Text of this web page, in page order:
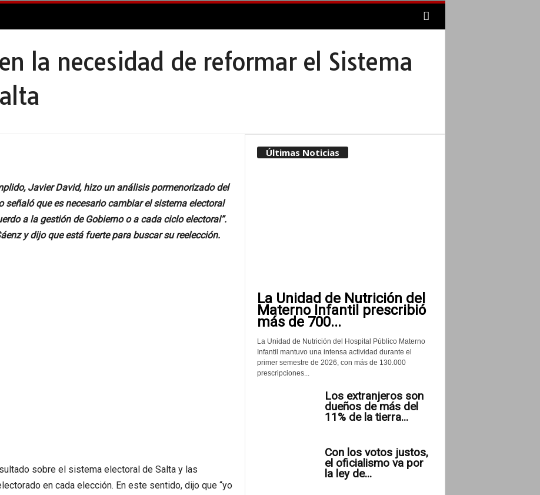
la necesidad de reformar el Sistema
Javier David, hizo un análisis pormenorizado del
señaló que es necesario cambiar el sistema electoral
a la gestión de Gobierno o a cada ciclo electoral”.
y dijo que está fuerte para buscar su reelección.
sobre el sistema electoral de Salta y las
en cada elección. En este sentido, dijo que “yo
Últimas Noticias
La Unidad de Nutrición del
Materno Infantil prescribió
más de 700...
La Unidad de Nutrición del Hospital Público Materno
Infantil mantuvo una intensa actividad durante el
primer semestre de 2026, con más de 130.000
prescripciones...
Los extranjeros son
dueños de más del
11% de la tierra...
Con los votos justos,
el oficialismo va por
la ley de...